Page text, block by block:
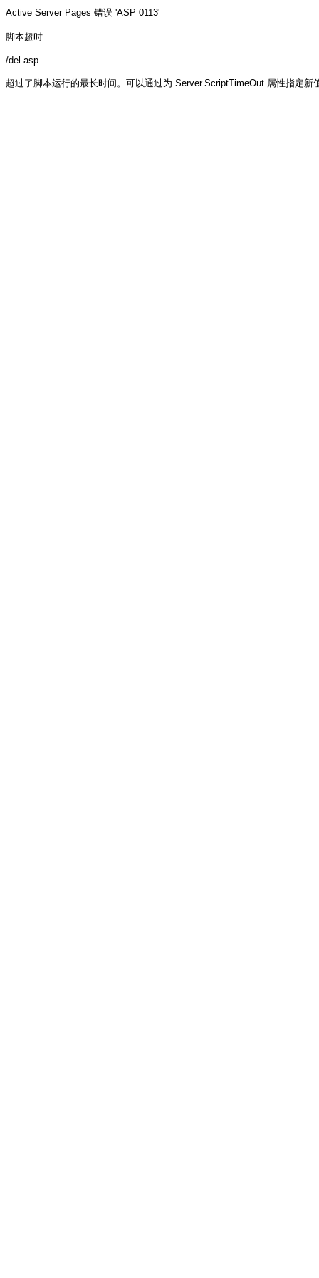
Active Server Pages 错误 'ASP 0113'
脚本超时
/del.asp
超过了脚本运行的最长时间。可以通过为 Server.ScriptTimeOut 属性指定